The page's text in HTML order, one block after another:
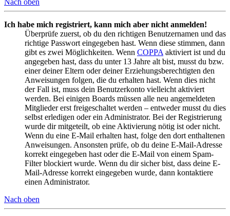
Ich habe mich registriert, kann mich aber nicht anmelden!
Überprüfe zuerst, ob du den richtigen Benutzernamen und das
richtige Passwort eingegeben hast. Wenn diese stimmen, dann
gibt es zwei Möglichkeiten. Wenn COPPA aktiviert ist und du
angegeben hast, dass du unter 13 Jahre alt bist, musst du bzw.
einer deiner Eltern oder deiner Erziehungsberechtigten den
Anweisungen folgen, die du erhalten hast. Wenn dies nicht
der Fall ist, muss dein Benutzerkonto vielleicht aktiviert
werden. Bei einigen Boards müssen alle neu angemeldeten
Mitglieder erst freigeschaltet werden – entweder musst du dies
selbst erledigen oder ein Administrator. Bei der Registrierung
wurde dir mitgeteilt, ob eine Aktivierung nötig ist oder nicht.
Wenn du eine E-Mail erhalten hast, folge den dort enthaltenen
Anweisungen. Ansonsten prüfe, ob du deine E-Mail-Adresse
korrekt eingegeben hast oder die E-Mail von einem Spam-
Filter blockiert wurde. Wenn du dir sicher bist, dass deine E-
Mail-Adresse korrekt eingegeben wurde, dann kontaktiere
einen Administrator.
Nach oben